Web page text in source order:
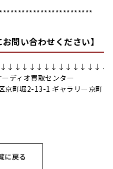
問い合わせください】
ディオ買取センター
京町堀2-13-1 ギャラリー京町
に戻る